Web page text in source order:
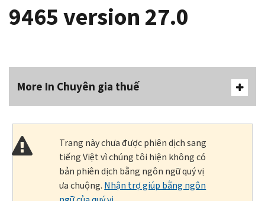
9465 version 27.0
More In Chuyên gia thuế
Trang này chưa được phiên dịch sang
tiếng Việt vì chúng tôi hiện không có
bản phiên dịch bằng ngôn ngữ quý vị
ưa chuộng. Nhận trợ giúp bằng ngôn